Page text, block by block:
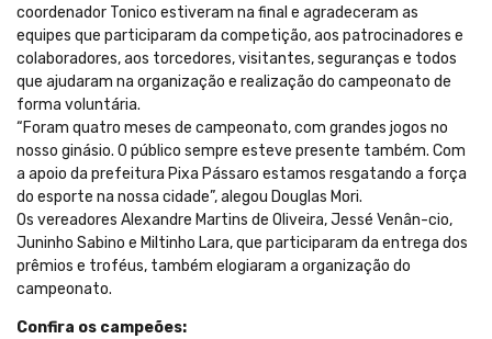
coordenador Tonico estiveram na final e agradeceram as
equipes que participaram da competição, aos patrocinadores e
colaboradores, aos torcedores, visitantes, seguranças e todos
que ajudaram na organização e realização do campeonato de
forma voluntária.
“Foram quatro meses de campeonato, com grandes jogos no
nosso ginásio. O público sempre esteve presente também. Com
a apoio da prefeitura Pixa Pássaro estamos resgatando a força
do esporte na nossa cidade”, alegou Douglas Mori.
Os vereadores Alexandre Martins de Oliveira, Jessé Venân-cio,
Juninho Sabino e Miltinho Lara, que participaram da entrega dos
prêmios e troféus, também elogiaram a organização do
campeonato.
Confira os campeões: